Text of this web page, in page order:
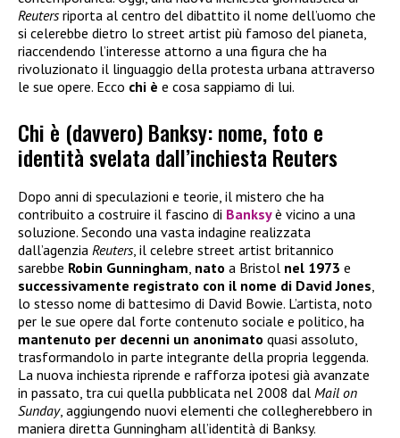
Reutersriporta al centro del dibattito il nome dell’uomo che
si celerebbe dietro lo street artist più famoso del pianeta,
riaccendendo l’interesse attorno a una figura che ha
rivoluzionato il linguaggio della protesta urbana attraverso
le sue opere. Ecco chi è e cosa sappiamo di lui.
Chi è (davvero) Banksy: nome, foto e
identità svelata dall’inchiesta Reuters
Dopo anni di speculazioni e teorie, il mistero che ha
contribuito a costruire il fascino di Banksyè vicino a una
soluzione. Secondo una vasta indagine realizzata
dall’agenzia Reuters, il celebre street artist britannico
sarebbe Robin Gunningham nato a Bristol nel 1973 e
successivamente registrato con il nome di David Jones
lo stesso nome di battesimo di David Bowie. L’artista, noto
per le sue opere dal forte contenuto sociale e politico, ha
mantenuto per decenni un anonimato quasi assoluto,
trasformandolo in parte integrante della propria leggenda.
La nuova inchiesta riprende e rafforza ipotesi già avanzate
in passato, tra cui quella pubblicata nel 2008 dal Mail on
Sunday, aggiungendo nuovi elementi che collegherebbero in
maniera diretta Gunningham all’identità di Banksy.